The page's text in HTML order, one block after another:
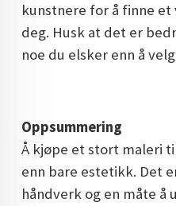
kunstnere for å finne
deg. Husk at det er
noe du elsker enn å
Oppsummering
Å kjøpe et stort maleri
enn bare estetikk. Det
håndverk og en måte